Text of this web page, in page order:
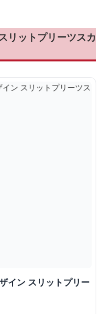
リットプリーツスカ
イン スリットプリー